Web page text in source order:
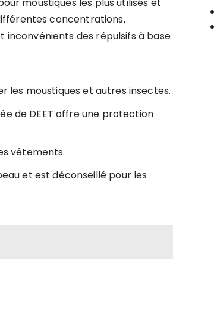
concentrations,
inconvénients des répulsifs à base
les moustiques et autres insectes.
de DEET offre une protection
vêtements.
et est déconseillé pour les